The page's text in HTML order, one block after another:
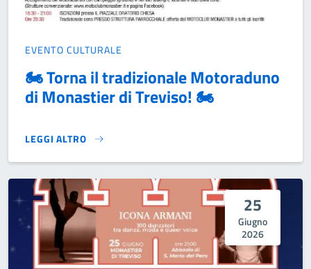
EVENTO CULTURALE
🏍️ Torna il tradizionale Motoraduno
di Monastier di Treviso! 🏍️
LEGGI ALTRO
🏍️ TORNA IL TRADIZIONALE MOTORADUNO DI MONASTIER
25
Giugno
2026